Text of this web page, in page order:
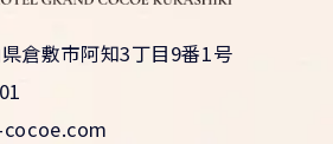
倉敷市阿知3丁目9番1号